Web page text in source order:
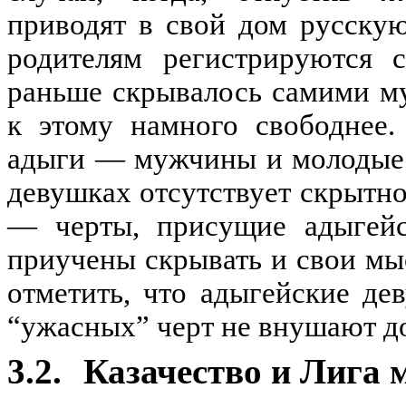
приводят в свой дом
родителям
раньше скрывалось самими
к этому намного
адыги — мужчины и молодые
девушках отсутствует
— черты, присущие
приучены скрывать и свои
отметить, что адыгейские
“ужасных” черт не внушают
3.2. Казачество и Лига